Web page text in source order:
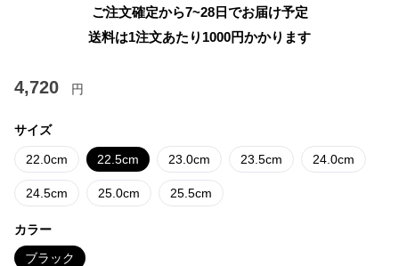
ご注文確定から7~28日でお届け予定
送料は1注文あたり 1000円かかります
4,720 円
サイズ
22.0cm 22.5cm 23.0cm 23.5cm 24.0cm
24.5cm 25.0cm 25.5cm
カラー
ブラック